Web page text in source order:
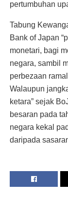
pertumbuhan
Tabung
Bank of Japan
monetari, bagi
negara, sambil
perbezaan
Walaupun
ketara” sejak
besaran pada
negara kekal
daripada